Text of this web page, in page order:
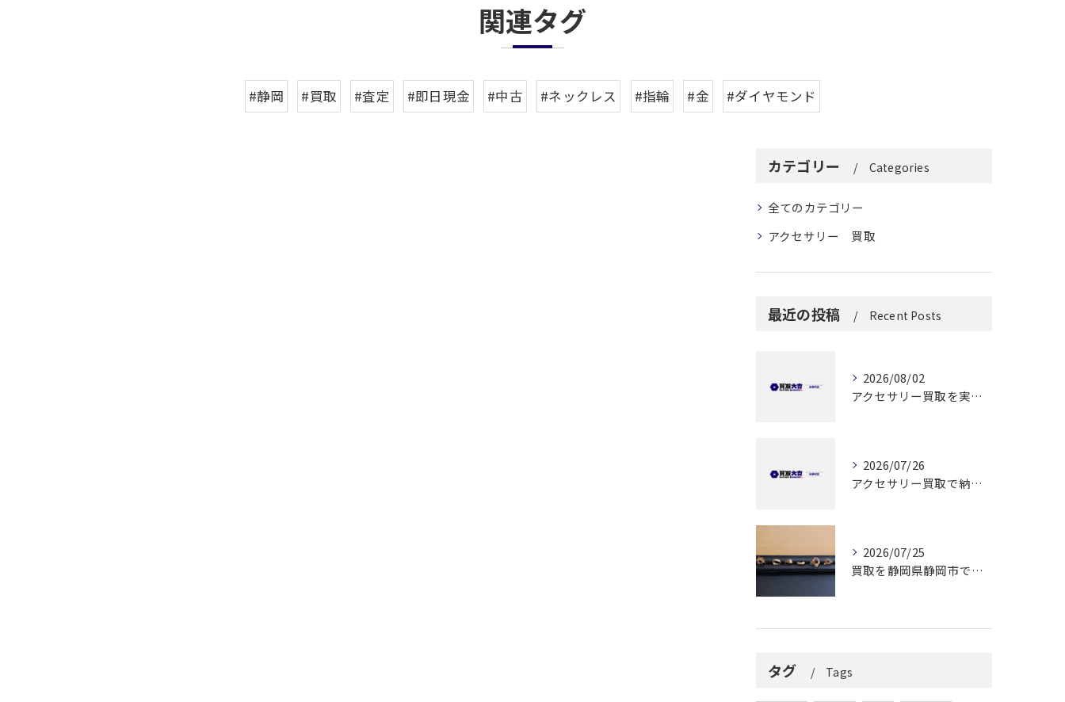
関連タグ
#静岡 #買取 #査定 #即日現金 #中古 #ネックレス #指輪 #金 #ダイヤモンド
カテゴリー Categories
全てのカテゴリー
アクセサリー 買取
最近の投稿 Recent Posts
2026/08/02
アクセサリー買取を実施する前に知っておきたい高価売却と安全な手続きのポイント
2026/07/26
アクセサリー買取で納得できる解答を静岡県静岡市で見つけるためのポイント
2026/07/25
買取を静岡県静岡市でリング高価買取と査定無料で納得できる方法ガイド
タグ Tags